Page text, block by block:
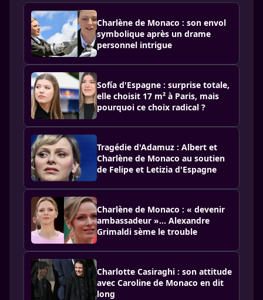
Charlène de Monaco : son envol
symbolique après un drame
personnel intrigue
Sofía d'Espagne : surprise totale,
elle choisit 17 m² à Paris, mais
pourquoi ce choix radical ?
Tragédie d'Adamuz : Albert et
Charlène de Monaco au soutien
de Felipe et Letizia d'Espagne
Charlène de Monaco : « devenir
ambassadeur »… Alexandre
Grimaldi sème le trouble
Charlotte Casiraghi : son attitude
avec Caroline de Monaco en dit
long